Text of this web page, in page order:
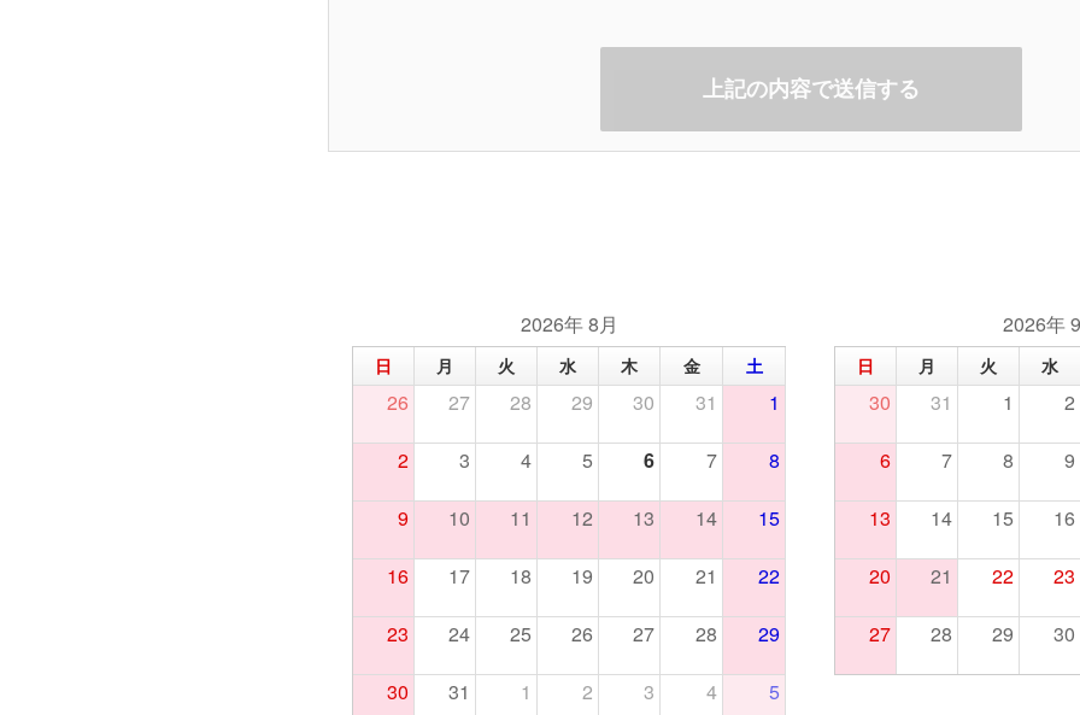
2026年 8月
日 月 火 水 木 金 土
26 27 28 29 30 31 1
2 3 4 5 6 7 8
9 10 11 12 13 14 15
16 17 18 19 20 21 22
23 24 25 26 27 28 29
30 31 1 2 3 4 5
2026年
日 月 火 水
30 31 1 2
6 7 8 9
13 14 15 16
20 21 22 23
27 28 29 30